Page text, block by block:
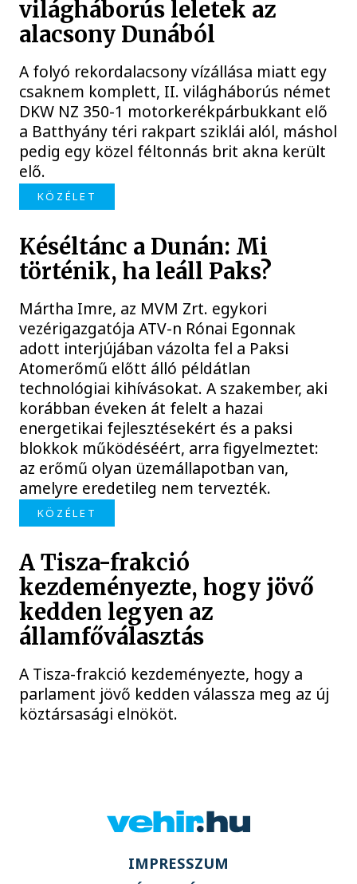
világháborús leletek az
alacsony Dunából
A folyó rekordalacsony vízállása miatt egy
csaknem komplett, II. világháborús német
DKW NZ 350-1 motorkerékpárbukkant elő
a Batthyány téri rakpart sziklái alól, máshol
pedig egy közel féltonnás brit akna került
elő.
KÖZÉLET
Késéltánc a Dunán: Mi
történik, ha leáll Paks?
Mártha Imre, az MVM Zrt. egykori
vezérigazgatója ATV-n Rónai Egonnak
adott interjújában vázolta fel a Paksi
Atomerőmű előtt álló példátlan
technológiai kihívásokat. A szakember, aki
korábban éveken át felelt a hazai
energetikai fejlesztésekért és a paksi
blokkok működéséért, arra figyelmeztet:
az erőmű olyan üzemállapotban van,
amelyre eredetileg nem tervezték.
KÖZÉLET
A Tisza-frakció
kezdeményezte, hogy jövő
kedden legyen az
államfőválasztás
A Tisza-frakció kezdeményezte, hogy a
parlament jövő kedden válassza meg az új
köztársasági elnököt.
IMPRESSZUM